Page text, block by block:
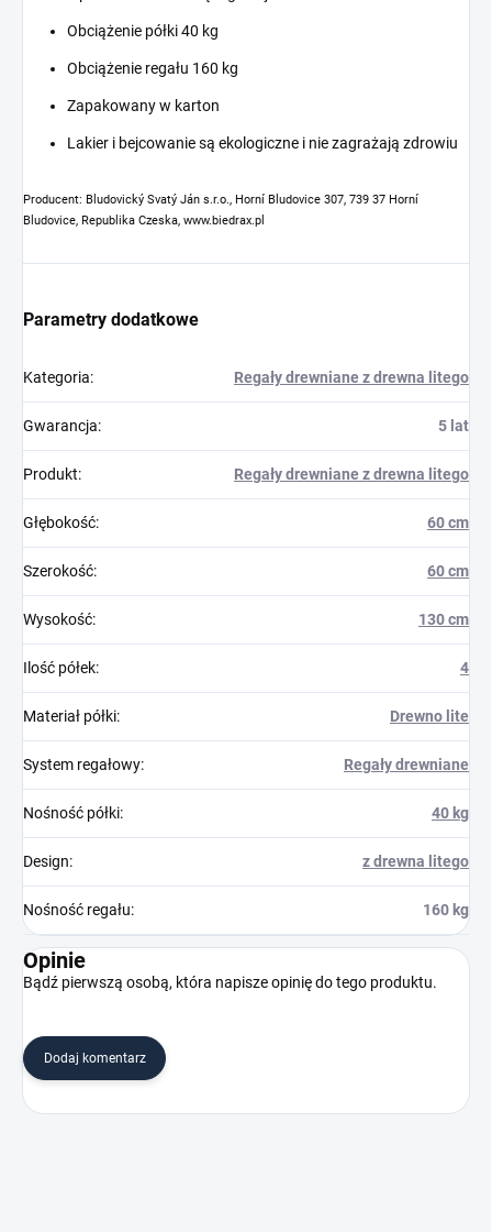
Obciążenie półki 40 kg
Obciążenie regału 160 kg
Zapakowany w karton
Lakier i bejcowanie są ekologiczne i nie zagrażają zdrowiu
Producent: Bludovický Svatý Ján s.r.o., Horní Bludovice 307, 739 37 Horní
Bludovice, Republika Czeska, www.biedrax.pl
Parametry dodatkowe
Kategoria: Regały drewniane z drewna litego
Gwarancja: 5 lat
Produkt: Regały drewniane z drewna litego
Głębokość: 60 cm
Szerokość: 60 cm
Wysokość: 130 cm
Ilość półek: 4
Materiał półki: Drewno lite
System regałowy: Regały drewniane
Nośność półki: 40 kg
Design: z drewna litego
Nośność regału: 160 kg
Opinie
Bądź pierwszą osobą, która napisze opinię do tego produktu.
Dodaj komentarz